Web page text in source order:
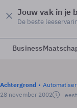
Jouw vak in je
De beste
Business
Achtergrond
28 november 2002